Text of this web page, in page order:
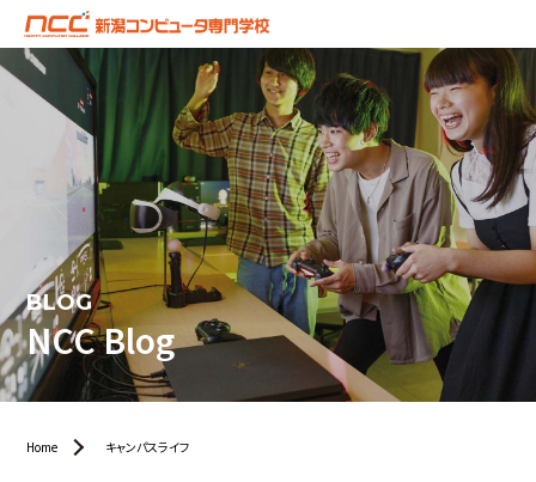
BLOG
NCC Blog
Home キャンパスライフ